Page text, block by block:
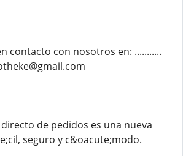
contacto con nosotros en: ...........
de pedidos es una nueva
seguro y c&oacute;modo.